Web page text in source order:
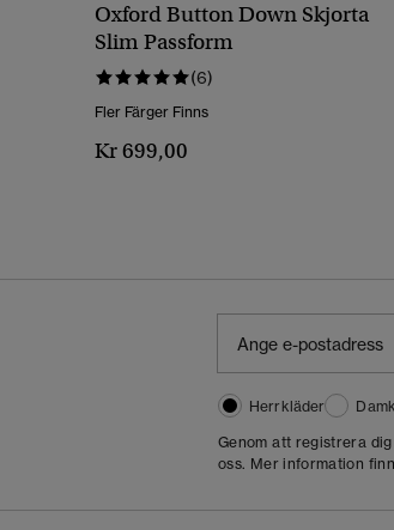
Oxford Button Down Skjorta
Slim Passform
(6)
Fler Färger Finns
Kr 699,00
Herrkläder
Genom att registrera
oss. Mer information